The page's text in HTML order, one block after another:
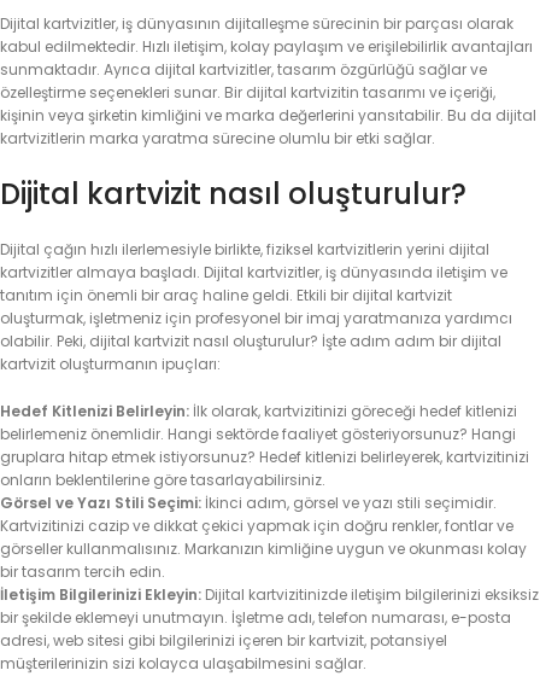
Dijital kartvizitler, iş dünyasının dijitalleşme sürecinin bir parçası olarak
kabul edilmektedir. Hızlı iletişim, kolay paylaşım ve erişilebilirlik avantajları
sunmaktadır. Ayrıca dijital kartvizitler, tasarım özgürlüğü sağlar ve
özelleştirme seçenekleri sunar. Bir dijital kartvizitin tasarımı ve içeriği,
kişinin veya şirketin kimliğini ve marka değerlerini yansıtabilir. Bu da dijital
kartvizitlerin marka yaratma sürecine olumlu bir etki sağlar.
Dijital kartvizit nasıl oluşturulur?
Dijital çağın hızlı ilerlemesiyle birlikte, fiziksel kartvizitlerin yerini dijital
kartvizitler almaya başladı. Dijital kartvizitler, iş dünyasında iletişim ve
tanıtım için önemli bir araç haline geldi. Etkili bir dijital kartvizit
oluşturmak, işletmeniz için profesyonel bir imaj yaratmanıza yardımcı
olabilir. Peki, dijital kartvizit nasıl oluşturulur? İşte adım adım bir dijital
kartvizit oluşturmanın ipuçları:
Hedef Kitlenizi Belirleyin: İlk olarak, kartvizitinizi göreceği hedef kitlenizi
belirlemeniz önemlidir. Hangi sektörde faaliyet gösteriyorsunuz? Hangi
gruplara hitap etmek istiyorsunuz? Hedef kitlenizi belirleyerek, kartvizitinizi
onların beklentilerine göre tasarlayabilirsiniz.
Görsel ve Yazı Stili Seçimi: İkinci adım, görsel ve yazı stili seçimidir.
Kartvizitinizi cazip ve dikkat çekici yapmak için doğru renkler, fontlar ve
görseller kullanmalısınız. Markanızın kimliğine uygun ve okunması kolay
bir tasarım tercih edin.
İletişim Bilgilerinizi Ekleyin: Dijital kartvizitinizde iletişim bilgilerinizi eksiksiz
bir şekilde eklemeyi unutmayın. İşletme adı, telefon numarası, e-posta
adresi, web sitesi gibi bilgilerinizi içeren bir kartvizit, potansiyel
müşterilerinizin sizi kolayca ulaşabilmesini sağlar.